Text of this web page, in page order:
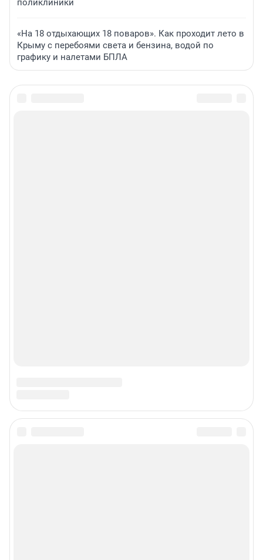
поликлиники
«На 18 отдыхающих 18 поваров». Как проходит лето в
Крыму с перебоями света и бензина, водой по
графику и налетами БПЛА